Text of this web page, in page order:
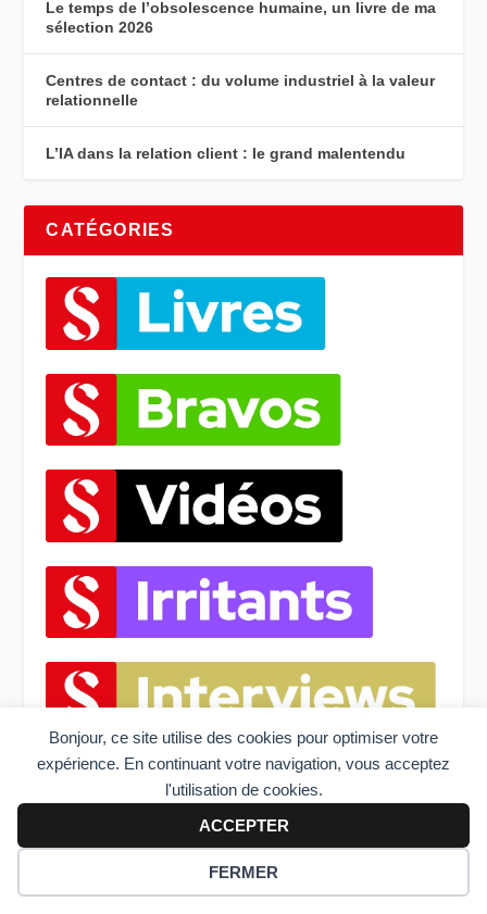
Bonjour, ce site utilise des cookies pour optimiser votre
expérience. En continuant votre navigation, vous acceptez
l'utilisation de cookies.
ACCEPTER
FERMER
Le temps de l’obsolescence humaine, un livre de ma
sélection 2026
Centres de contact : du volume industriel à la valeur
relationnelle
L’IA dans la relation client : le grand malentendu
CATÉGORIES